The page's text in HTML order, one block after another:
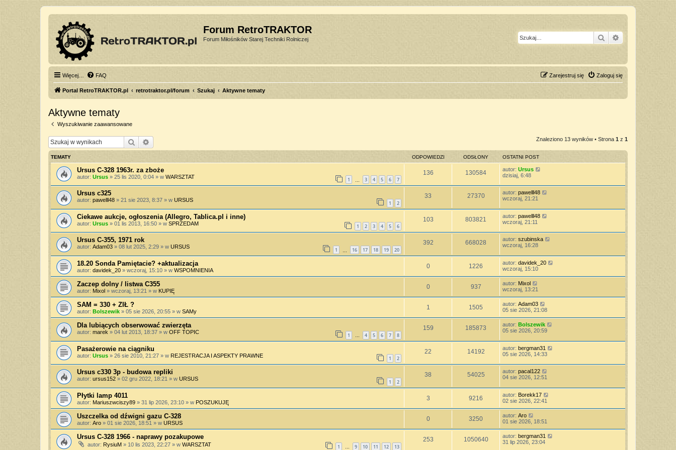
Forum RetroTRAKTOR
Forum Miłośników Starej Techniki Rolniczej Szukaj
Więcej… FAQ Zaloguj się
Zarejestruj się
Portal RetroTRAKTOR.pl retrotraktor.pl/forum Szukaj Aktywne tematy
Aktywne tematy
Wyszukiwanie zaawansowane
Szukaj Znaleziono 13 wyników • Strona 1 z 1
TEMATY ODPOWIEDZI ODSŁONY OSTATNI POST
Ursus C-328 1963r. za zboże
autor: Ursus » 25 lis 2020, 0:04 » w WARSZTAT 1 3 4 5 6 7
136 130584 autor: Ursus
dzisiaj, 6:48
Ursus c325
autor: pawelll48 » 21 sie 2023, 8:37 » w URSUS 1 2
33 27370 autor: pawelll48
wczoraj, 21:21
Ciekawe aukcje, ogłoszenia (Allegro, Tablica.pl i inne)
autor: Ursus » 01 lis 2013, 16:50 » w SPRZEDAM 1 2 3 4 5 6
103 803821 autor: pawelll48
wczoraj, 21:11
Ursus C-355, 1971 rok
autor: Adam03 » 08 lut 2025, 2:29 » w URSUS 1 16 17 18 19 20
392 668028 autor: szubinska
wczoraj, 16:28
18.20 Sonda Pamiętacie? +aktualizacja
autor: davidek_20 » wczoraj, 15:10 » w WSPOMNIENIA
0 1226 autor: davidek_20
wczoraj, 15:10
Zaczep dolny / listwa C355
autor: Mixol » wczoraj, 13:21 » w KUPIĘ
0 937 autor: Mixol
wczoraj, 13:21
SAM = 330 + ZIŁ ?
autor: Bolszewik » 05 sie 2026, 20:55 » w SAMy
1 1505 autor: Adam03
05 sie 2026, 21:08
Dla lubiących obserwować zwierzęta
autor: marek » 04 lut 2013, 18:37 » w OFF TOPIC 1 … 4 5 6 7 8
159 185873 autor: Bolszewik
05 sie 2026, 20:59
Pasażerowie na ciągniku
autor: Ursus » 26 sie 2010, 21:27 » w REJESTRACJA I ASPEKTY PRAWNE 1 2
22 14192 autor: bergman31
05 sie 2026, 14:33
Ursus c330 3p - budowa repliki
autor: ursus152 » 02 gru 2022, 18:21 » w URSUS 1 2
38 54025 autor: pacal122
04 sie 2026, 12:51
Płytki lamp 4011
autor: Mariuszwciszy89 » 31 lip 2026, 23:10 » w POSZUKUJĘ
3 9216 autor: Borekk17
02 sie 2026, 22:41
Uszczelka od dźwigni gazu C-328
autor: Aro » 01 sie 2026, 18:51 » w URSUS
0 3250 autor: Aro
01 sie 2026, 18:51
Ursus C-328 1966 - naprawy pozakupowe
autor: RysiuM » 10 lis 2023, 22:27 » w WARSZTAT 1 … 9 10 11 12 13
253 1050640 autor: bergman31
31 lip 2026, 23:04